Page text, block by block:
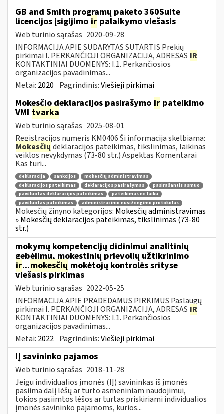
GB and Smith programų paketo 360Suite
licencijos įsigijimo ir palaikymo viešasis
Web turinio sąrašas 2020-09-28
INFORMACIJA APIE SUDARYTAS SUTARTIS Prekių
pirkimai I. PERKANČIOJI ORGANIZACIJA, ADRESAS IR
KONTAKTINIAI DUOMENYS: I.1. Perkančiosios
organizacijos pavadinimas...
Metai: 2020 Pagrindinis:Viešieji pirkimai
Mokesčio deklaracijos pasirašymo ir pateikimo
VMI tvarka
Web turinio sąrašas 2025-08-01
Registracijos numeris KM0406 Ši informacija skelbiama:
Mokesčių deklaracijos pateikimas, tikslinimas, laikinas
veiklos nevykdymas (73-80 str.) Aspektas Komentarai
Kas turi...
deklaracija sankcijos
mokesčių administravimas
deklaracijos pateikimas
deklaracijos pasirašymas
pasirašantis asmuo
pavėluotas deklaracijos pateikimas
pateikimas ne laiku
pavėluotas pateikimas
administracinio nusižengimo protokolas
Mokesčių žinyno kategorijos: Mokesčių administravimas
» Mokesčių deklaracijos pateikimas, tikslinimas (73-80
str.)
mokymų kompetencijų didinimui analitinių
gebėjimų, mokestinių prievolių užtikrinimo
ir...mokesčių mokėtojų kontrolės srityse
viešasis pirkimas
Web turinio sąrašas 2022-05-25
INFORMACIJA APIE PRADEDAMUS PIRKIMUS Paslaugų
pirkimai I. PERKANČIOJI ORGANIZACIJA, ADRESAS IR
KONTAKTINIAI DUOMENYS: I.1. Perkančiosios
organizacijos pavadinimas...
Metai: 2022 Pagrindinis:Viešieji pirkimai
IĮ savininko pajamos
Web turinio sąrašas 2018-11-28
Jeigu individualios įmonės (IĮ) savininkas iš įmonės
pasiima dalį lėšų ar turto asmeniniam naudojimui,
tokios pasiimtos lėšos ar turtas priskiriami individualios
įmonės savininko pajamoms, kurios...